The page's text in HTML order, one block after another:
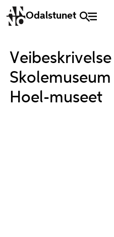
Odalstunet
Hoel-museet